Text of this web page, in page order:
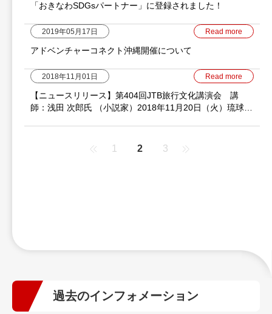
「おきなわSDGsパートナー」に登録されました！
2019年05月17日 Read more
アドベンチャーコネクト沖縄開催について
2018年11月01日 Read more
【ニュースリリース】第404回JTB旅行文化講演会 講
師：浅田 次郎氏 （小説家）2018年11月20日（火）琉球新
1 2 3
過去のインフォメーション